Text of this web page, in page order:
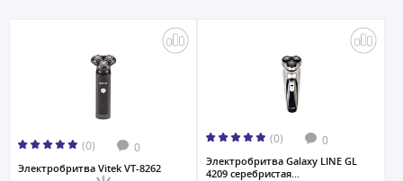
(0) 0
Электробритва Vitek VT-8262
(0) 0
Электробритва Galaxy LINE GL
4209 серебристая...